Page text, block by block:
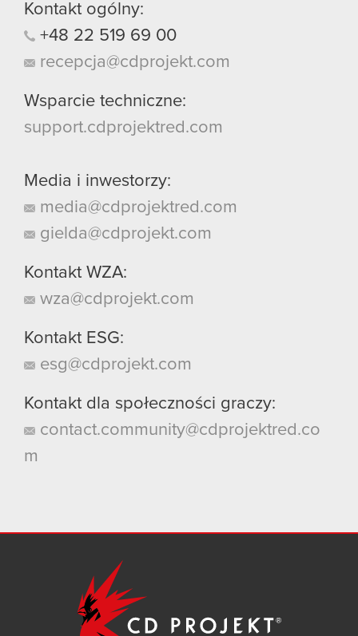
Kontakt ogólny:
+48 22 519 69 00
recepcja@cdprojekt.com
Wsparcie techniczne:
support.cdprojektred.com
Media i inwestorzy:
media@cdprojektred.com
gielda@cdprojekt.com
Kontakt WZA:
wza@cdprojekt.com
Kontakt ESG:
esg@cdprojekt.com
Kontakt dla społeczności graczy:
contact.community@cdprojektred.co
m